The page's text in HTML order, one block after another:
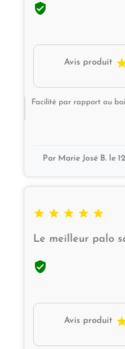

Avis produit
Facilité par rapport au
Par Marie José B. le
    
Le meilleur palo

Avis produit